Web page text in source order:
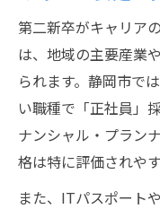
第二新卒がキャリア
は、地域の主要産業
られます。静岡市で
い職種で「正社員」
ナンシャル・プラン
格は特に評価されやす
また、ITパスポート